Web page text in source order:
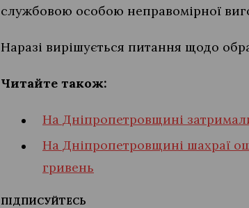
службовою особою неправомірної
Наразі вирішується питання щодо
Читайте також:
На Дніпропетровщині
На Дніпропетровщині шахраї
гривень
ПІДПИСУЙТЕСЬ